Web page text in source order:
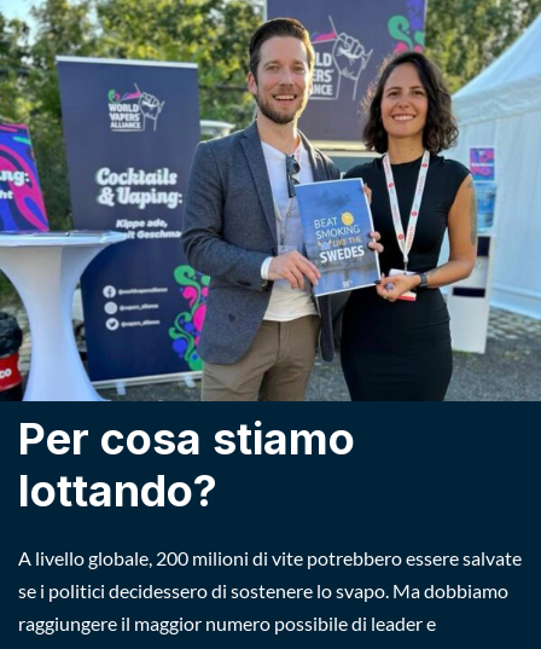
Per cosa stiamo
lottando?
A livello globale, 200 milioni di vite potrebbero essere salvate
se i politici decidessero di sostenere lo svapo. Ma dobbiamo
raggiungere il maggior numero possibile di leader e